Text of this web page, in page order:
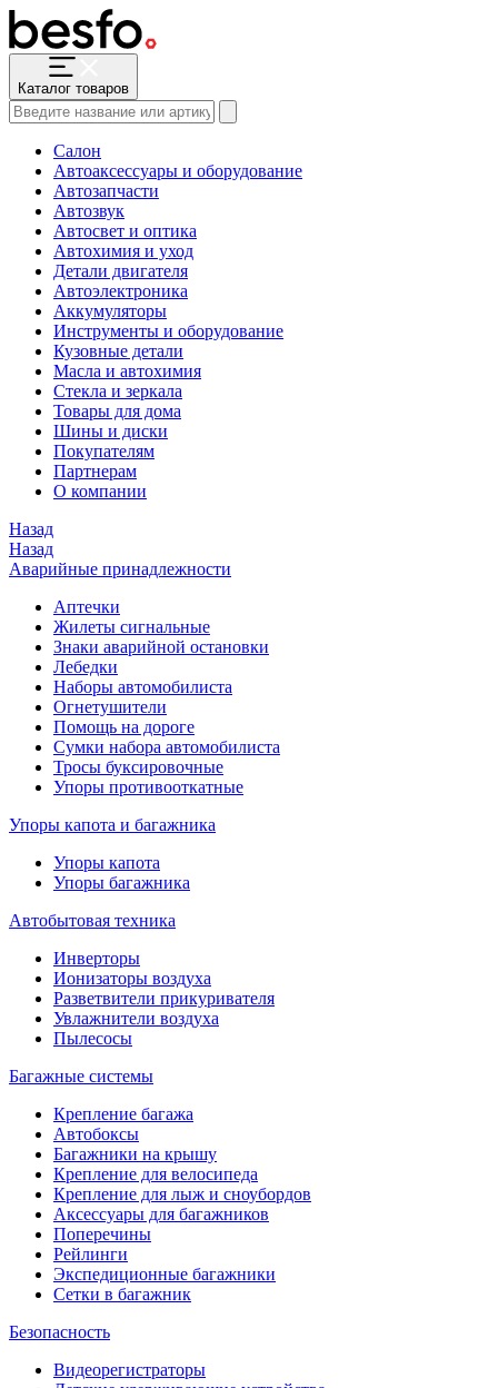
Каталог товаров
Салон
Автоаксессуары и оборудование
Автозапчасти
Автозвук
Автосвет и оптика
Автохимия и уход
Детали двигателя
Автоэлектроника
Аккумуляторы
Инструменты и оборудование
Кузовные детали
Масла и автохимия
Стекла и зеркала
Товары для дома
Шины и диски
Покупателям
Партнерам
О компании
Назад
Назад
Аварийные принадлежности
Аптечки
Жилеты сигнальные
Знаки аварийной остановки
Лебедки
Наборы автомобилиста
Огнетушители
Помощь на дороге
Сумки набора автомобилиста
Тросы буксировочные
Упоры противооткатные
Упоры капота и багажника
Упоры капота
Упоры багажника
Автобытовая техника
Инверторы
Ионизаторы воздуха
Разветвители прикуривателя
Увлажнители воздуха
Пылесосы
Багажные системы
Крепление багажа
Автобоксы
Багажники на крышу
Крепление для велосипеда
Крепление для лыж и сноубордов
Аксессуары для багажников
Поперечины
Рейлинги
Экспедиционные багажники
Сетки в багажник
Безопасность
Видеорегистраторы